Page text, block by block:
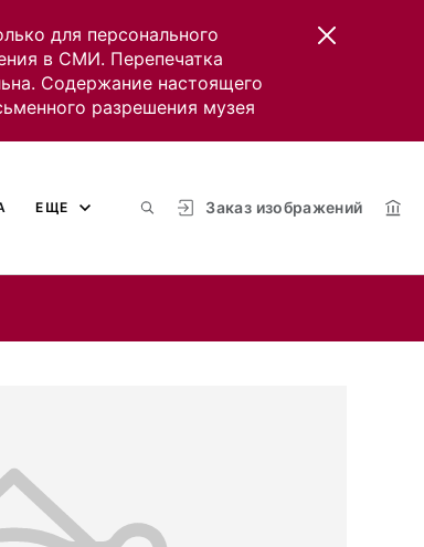
для персонального
в СМИ. Перепечатка
Содержание настоящего
разрешения музея
Заказ изображений
ЕЩЕ